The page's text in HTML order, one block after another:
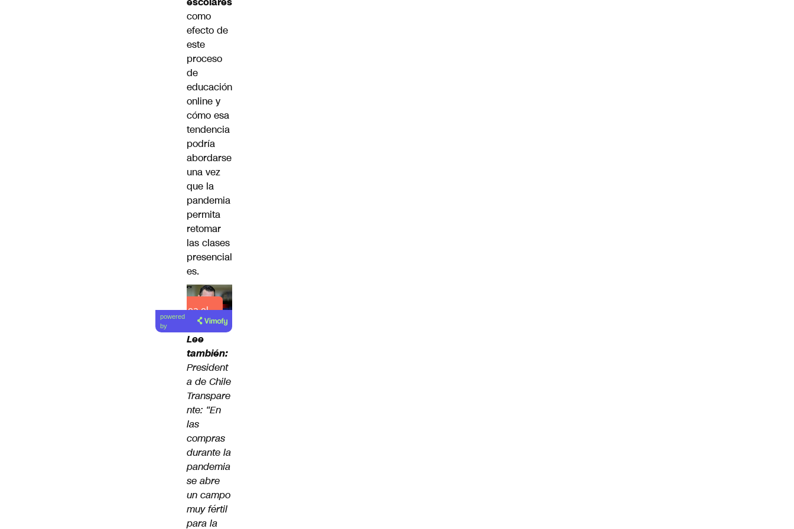
como
efecto de
este
proceso
de
educación
online y
cómo esa
tendencia
podría
abordarse
una vez
que la
pandemia
permita
retomar
las clases
presencial
es.
Lea el
artículo
powered
by
Lee
también:
President
a de Chile
Transpare
nte: “En
las
compras
durante la
pandemia
se abre
un campo
muy fértil
para la